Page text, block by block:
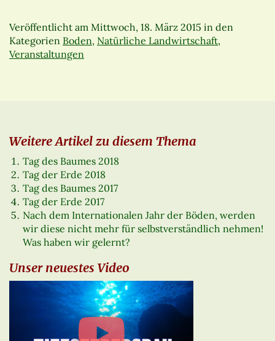
Veröffentlicht am Mittwoch, 18. März 2015 in den
Kategorien Boden, Natürliche Landwirtschaft,
Veranstaltungen
Weitere Artikel zu diesem Thema
Tag des Baumes 2018
Tag der Erde 2018
Tag des Baumes 2017
Tag der Erde 2017
Nach dem Internationalen Jahr der Böden, werden
wir diese nicht mehr für selbstverständlich nehmen!
Was haben wir gelernt?
Unser neuestes Video